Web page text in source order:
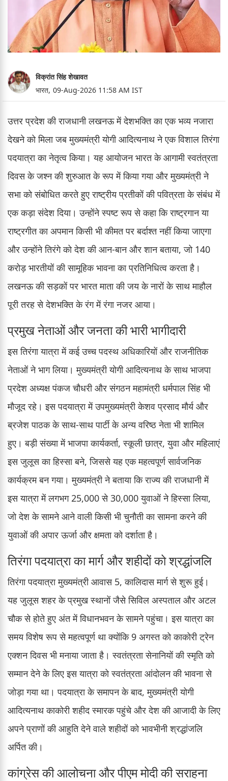
विक्रांत सिंह शेखावत
भारत, 09-Aug-2026 11:58 AM IST
उत्तर प्रदेश की राजधानी लखनऊ में देशभक्ति का एक भव्य नजारा
देखने को मिला जब मुख्यमंत्री योगी आदित्यनाथ ने एक विशाल तिरंगा
पदयात्रा का नेतृत्व किया। यह आयोजन भारत के आगामी स्वतंत्रता
दिवस के जश्न की शुरुआत के रूप में किया गया और मुख्यमंत्री ने
सभा को संबोधित करते हुए राष्ट्रीय प्रतीकों की पवित्रता के संबंध में
एक कड़ा संदेश दिया। उन्होंने स्पष्ट रूप से कहा कि राष्ट्रगान या
राष्ट्रगीत का अपमान किसी भी कीमत पर बर्दाश्त नहीं किया जाएगा
और उन्होंने तिरंगे को देश की आन-बान और शान बताया, जो 140
करोड़ भारतीयों की सामूहिक भावना का प्रतिनिधित्व करता है।
लखनऊ की सड़कों पर भारत माता की जय के नारों के साथ माहौल
पूरी तरह से देशभक्ति के रंग में रंगा नजर आया।
प्रमुख नेताओं और जनता की भारी भागीदारी
इस तिरंगा यात्रा में कई उच्च पदस्थ अधिकारियों और राजनीतिक
नेताओं ने भाग लिया। मुख्यमंत्री योगी आदित्यनाथ के साथ भाजपा
प्रदेश अध्यक्ष पंकज चौधरी और संगठन महामंत्री धर्मपाल सिंह भी
मौजूद रहे। इस पदयात्रा में उपमुख्यमंत्री केशव प्रसाद मौर्य और
ब्रजेश पाठक के साथ-साथ पार्टी के अन्य वरिष्ठ नेता भी शामिल
हुए। बड़ी संख्या में भाजपा कार्यकर्ता, स्कूली छात्र, युवा और महिलाएं
इस जुलूस का हिस्सा बने, जिससे यह एक महत्वपूर्ण सार्वजनिक
कार्यक्रम बन गया। मुख्यमंत्री ने बताया कि राज्य की राजधानी में
इस यात्रा में लगभग 25,000 से 30,000 युवाओं ने हिस्सा लिया,
जो देश के सामने आने वाली किसी भी चुनौती का सामना करने की
युवाओं की अपार ऊर्जा और क्षमता को दर्शाता है।
तिरंगा पदयात्रा का मार्ग और शहीदों को श्रद्धांजलि
तिरंगा पदयात्रा मुख्यमंत्री आवास 5, कालिदास मार्ग से शुरू हुई।
यह जुलूस शहर के प्रमुख स्थानों जैसे सिविल अस्पताल और अटल
चौक से होते हुए अंत में विधानभवन के सामने पहुंचा। इस यात्रा का
समय विशेष रूप से महत्वपूर्ण था क्योंकि 9 अगस्त को काकोरी ट्रेन
एक्शन दिवस भी मनाया जाता है। स्वतंत्रता सेनानियों की स्मृति को
सम्मान देने के लिए इस यात्रा को स्वतंत्रता आंदोलन की भावना से
जोड़ा गया था। पदयात्रा के समापन के बाद, मुख्यमंत्री योगी
आदित्यनाथ काकोरी शहीद स्मारक पहुंचे और देश की आजादी के लिए
अपने प्राणों की आहुति देने वाले शहीदों को भावभीनी श्रद्धांजलि
अर्पित की।
कांग्रेस की आलोचना और पीएम मोदी की सराहना